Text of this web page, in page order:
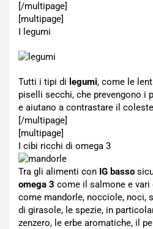
[/multipage]
[multipage]
I legumi
Tutti i tipi di legumi, come le
piselli secchi, che prevengono i
e aiutano a contrastare il
[/multipage]
[multipage]
I cibi ricchi di omega 3
Tra gli alimenti con IG basso
omega 3 come il salmone e
come mandorle, nocciole, noci,
di girasole, le spezie, in
zenzero, le erbe aromatiche, il